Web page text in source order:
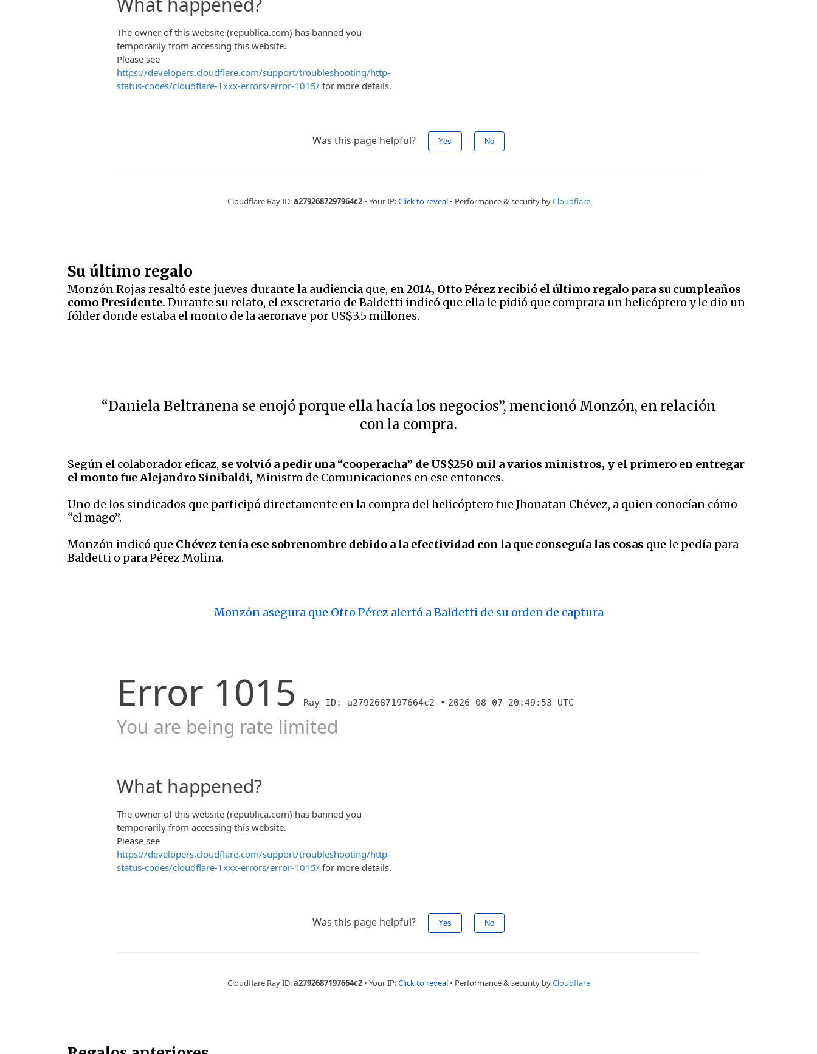
Su último regalo
Monzón Rojas resaltó este jueves durante la audiencia que, en 2014, Otto Pérez recibió el último regalo para su cumpleaños
como Presidente. Durante su relato, el exscretario de Baldetti indicó que ella le pidió que comprara un helicóptero y le dio un
fólder donde estaba el monto de la aeronave por US$3.5 millones.
“Daniela Beltranena se enojó porque ella hacía los negocios”, mencionó Monzón, en relación
con la compra.
Según el colaborador eficaz, se volvió a pedir una “cooperacha” de US$250 mil a varios ministros, y el primero en entregar
el monto fue Alejandro Sinibaldi, Ministro de Comunicaciones en ese entonces.
Uno de los sindicados que participó directamente en la compra del helicóptero fue Jhonatan Chévez, a quien conocían cómo
“el mago”.
Monzón indicó que Chévez tenía ese sobrenombre debido a la efectividad con la que conseguía las cosas que le pedía para
Baldetti o para Pérez Molina.
Monzón asegura que Otto Pérez alertó a Baldetti de su orden de captura